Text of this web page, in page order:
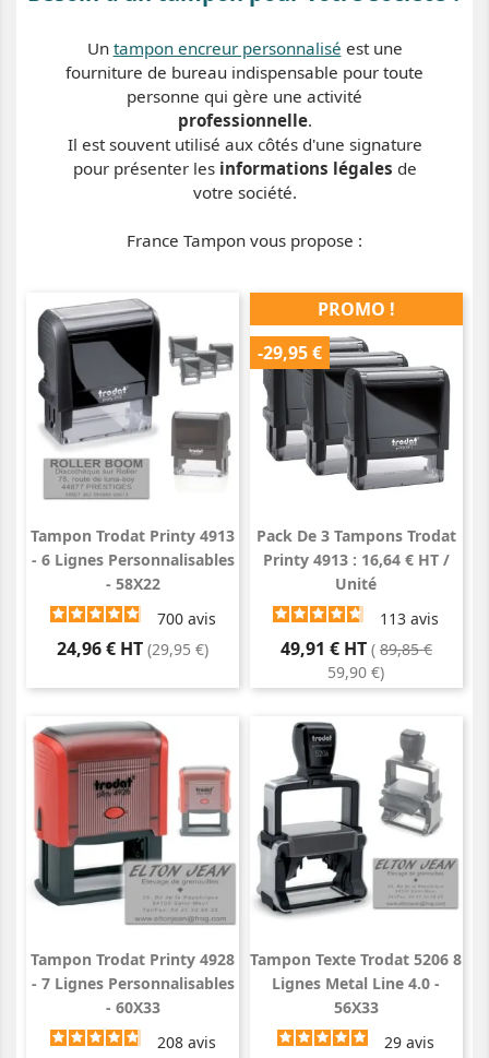
Un tampon encreur personnalisé est une
fourniture de bureau indispensable pour toute
personne qui gère une activité
professionnelle.
Il est souvent utilisé aux côtés d'une signature
pour présenter les informations légales de
votre société.
France Tampon vous propose :
Tampon Trodat Printy 4913
- 6 Lignes Personnalisables
- 58X22
700 avis
Prix
24,96 € HT (29,95 €)
Pack De 3 Tampons Trodat
Printy 4913 : 16,64 € HT /
Unité
113avis
Prix
49,91 € HT ( Prix
de
base
89,85 €
59,90 €)
PROMO !
-29,95 €
Tampon Trodat Printy 4928
- 7 Lignes Personnalisables
- 60X33
208 avis
Tampon Texte Trodat 5206 8
Lignes Metal Line 4.0 -
56X33
29avis